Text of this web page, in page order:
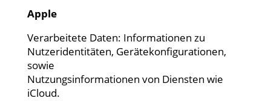
Apple
Verarbeitete Daten: Informationen zu
Nutzeridentitäten, Gerätekonfigurationen,
sowie
Nutzungsinformationen von Diensten wie
iCloud.